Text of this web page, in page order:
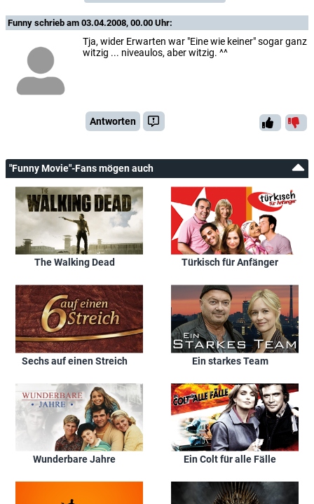
Funny schrieb am 03.04.2008, 00.00 Uhr:
Tja, wider Erwarten war "Eine wie keiner" sogar ganz
witzig ... niveaulos, aber witzig. ^^
Antworten
"Funny Movie"-Fans mögen auch
The Walking Dead Türkisch für Anfänger
Sechs auf einen Streich Ein starkes Team
Wunderbare Jahre Ein Colt für alle Fälle